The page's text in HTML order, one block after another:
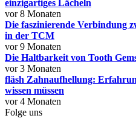
einzigartiges Lächeln
vor 8 Monaten
Die faszinierende Verbindung
in der TCM
vor 9 Monaten
Die Haltbarkeit von Tooth
vor 3 Monaten
fläsh Zahnaufhellung:
wissen müssen
vor 4 Monaten
Folge uns